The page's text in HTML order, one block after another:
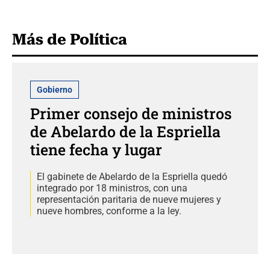
Más de Política
Gobierno
Primer consejo de ministros
de Abelardo de la Espriella
tiene fecha y lugar
El gabinete de Abelardo de la Espriella quedó
integrado por 18 ministros, con una
representación paritaria de nueve mujeres y
nueve hombres, conforme a la ley.